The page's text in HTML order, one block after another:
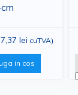
lei cuTVA)
in cos